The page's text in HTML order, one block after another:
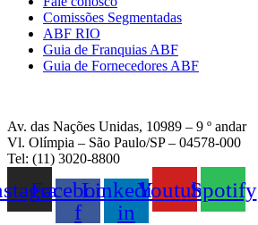
Comissões Segmentadas
ABF RIO
Guia de Franquias ABF
Guia de Fornecedores ABF
Av. das Nações Unidas, 10989 – 9 º andar
Vl. Olímpia – São Paulo/SP – 04578-000
Tel: (11) 3020-8800
Facebook-
f
Linkedin-
in
YoutubeSpotify